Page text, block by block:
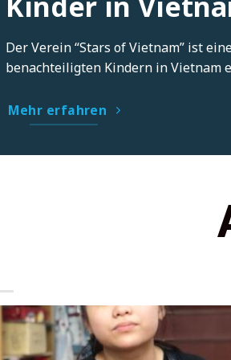
Der Verein “Stars of Vietnam” ist
benachteiligten Kindern in Vietnam
Mehr erfahren